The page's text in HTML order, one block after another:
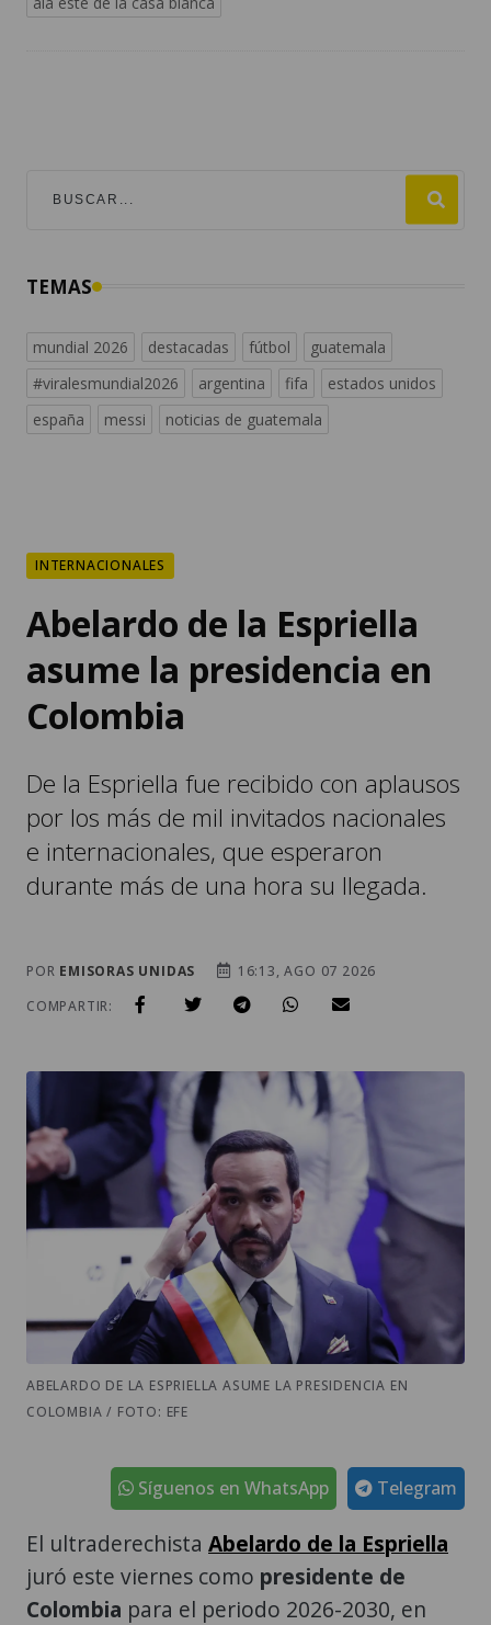
TEMAS
mundial 2026 destacadas fútbol
guatemala
#viralesmundial2026
argentina fifa
estados unidos
españa
messi noticias de guatemala
INTERNACIONALES
Abelardo de la Espriella
asume la presidencia en
Colombia
De la Espriella fue recibido con aplausos
por los más de mil invitados nacionales
e internacionales, que esperaron
durante más de una hora su llegada.
POR EMISORAS UNIDAS
16:13, AGO 07 2026
COMPARTIR:
ABELARDO DE LA ESPRIELLA ASUME LA PRESIDENCIA EN
COLOMBIA / FOTO: EFE
Telegram
Síguenos en WhatsApp
El ultraderechista Abelardo de la Espriella
juró este viernes como presidente de
Colombia para el periodo 2026-2030, en